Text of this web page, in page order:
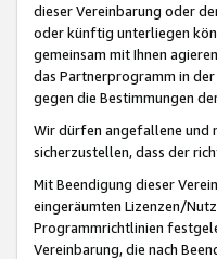
dieser Vereinbarung oder
oder künftig unterliegen
gemeinsam mit Ihnen
das Partnerprogramm in
gegen die Bestimmungen
Wir dürfen angefallene und
sicherzustellen, dass der
Mit Beendigung dieser
eingeräumten Lizenzen/
Programmrichtlinien
Vereinbarung, die nach